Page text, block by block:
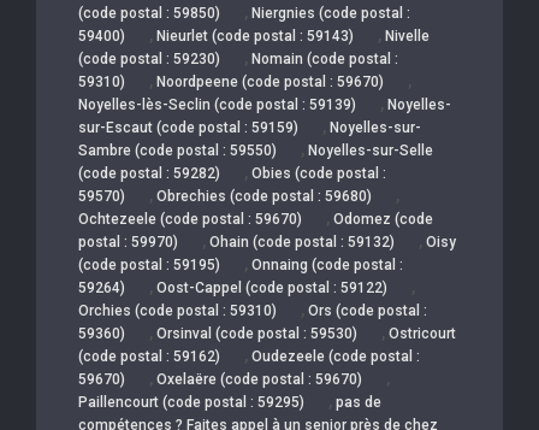
(code postal : 59850)
, Niergnies (code postal :
59400)
, Nieurlet (code postal : 59143) , Nivelle
(code postal : 59230)
, Nomain (code postal :
59310)
, Noordpeene (code postal : 59670) ,
Noyelles-lès-Seclin (code postal : 59139) , Noyelles-
sur-Escaut (code postal : 59159)
, Noyelles-sur-
Sambre (code postal : 59550)
, Noyelles-sur-Selle
(code postal : 59282)
, Obies (code postal :
59570)
, Obrechies (code postal : 59680) ,
Ochtezeele (code postal : 59670) , Odomez (code
postal : 59970)
, Ohain (code postal : 59132) , Oisy
(code postal : 59195)
, Onnaing (code postal :
59264)
, Oost-Cappel (code postal : 59122) ,
Orchies (code postal : 59310) , Ors (code postal :
59360)
, Orsinval (code postal : 59530) , Ostricourt
(code postal : 59162)
, Oudezeele (code postal :
59670)
, Oxelaëre (code postal : 59670) ,
Paillencourt (code postal : 59295) , pas de
compétences ? Faites appel à un senior près de chez